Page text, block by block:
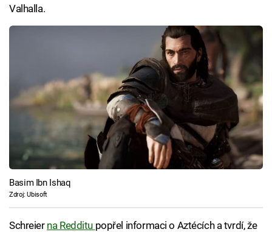
Valhalla.
Basim Ibn Ishaq
Zdroj: Ubisoft
Schreier na Redditu popřel informaci o Aztécích a tvrdí, že